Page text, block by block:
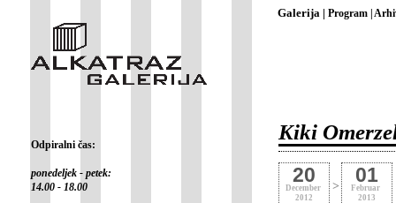
Galerija | Program |
Odpiralni čas:
ponedeljek - petek:
14.00 - 18.00
Kiki
20
December
2012
> 01
Februar
2013